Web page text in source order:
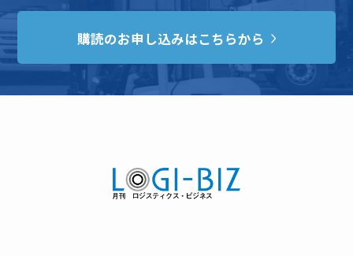
購読のお申し込みはこちらから